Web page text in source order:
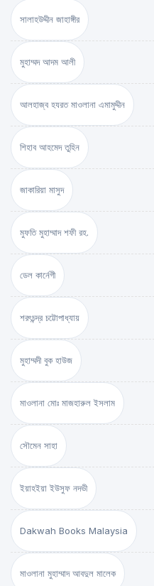
সালাহউদ্দীন জাহাঙ্গীর
মুহাম্মদ আদম আলী
আলহাজ্ব হযরত মাওলানা এমামুদ্দীন
শিহাব আহমেদ তুহিন
জাকারিয়া মাসুদ
মুফতি মুহাম্মাদ শফী রহ.
ডেল কার্নেগী
শরৎচন্দ্র চট্টোপাধ্যায়
মুহাম্মদী বুক হাউজ
মাওলানা মোঃ মাজহারুল ইসলাম
সৌমেন সাহা
ইয়াহইয়া ইউসুফ নদভী
Dakwah Books Malaysia
মাওলানা মুহাম্মাদ আবদুল মালেক